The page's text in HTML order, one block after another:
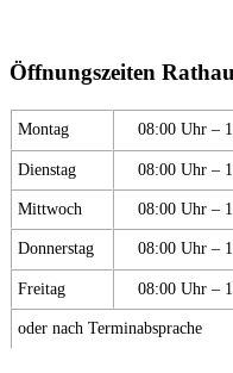
Öffnungszeiten
Montag 08:00 Uhr –
Dienstag 08:00 Uhr –
Mittwoch 08:00 Uhr –
Donnerstag 08:00 Uhr –
Freitag 08:00 Uhr –
oder nach Terminabsprache